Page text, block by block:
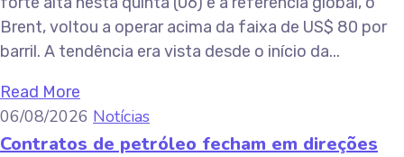
Brent, voltou a operar acima da faixa de US$ 80 por
barril. A tendência era vista desde o início da...
Read More
06/08/2026 Notícias
Contratos de petróleo fecham em direções